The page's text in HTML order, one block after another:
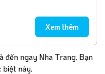
Tàu hỏa
có tài xế
riêng
Xem thêm
đến ngay Nha Trang. Bạn
biệt này.